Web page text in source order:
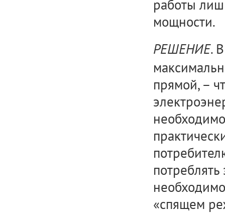
работы
мощности.
РЕШЕНИЕ.
прямой, –
«спящем